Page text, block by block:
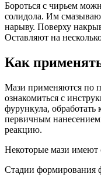
Бороться с чирьем
солидола. Им
нарыву. Поверху
Оставляют на
Как
Мази применяются по
ознакомиться с
фурункула,
первичным нанесением
реакцию.
Некоторые мази имеют
Стадии формирования